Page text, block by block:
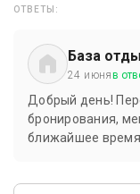
ОТВЕТЫ:
База
24 июняв
Добрый день!
бронирования,
ближайшее